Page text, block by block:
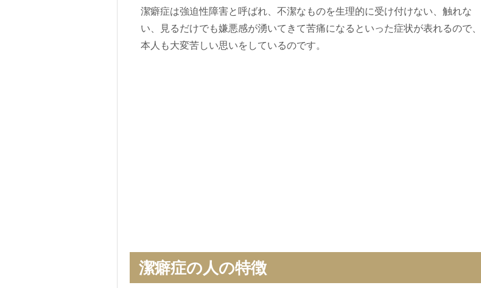
潔癖症は強迫性障害と呼ばれ、不潔なものを生理的に受け付けない、触れな
い、見るだけでも嫌悪感が湧いてきて苦痛になるといった症状が表れるので、
本人も大変苦しい思いをしているのです。
潔癖症の人の特徴